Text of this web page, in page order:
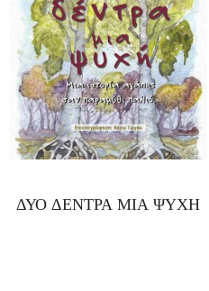
ΔΥΟ ΔΕΝΤΡΑ ΜΙΑ ΨΥΧΗ